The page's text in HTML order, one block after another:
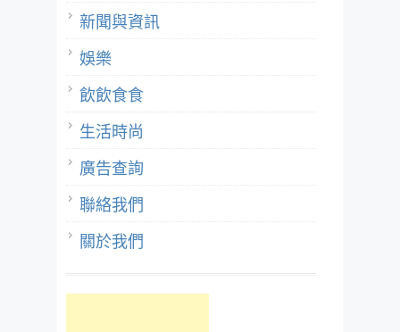
新聞與資訊
娛樂
飲飲食食
生活時尚
廣告查詢
聯絡我們
關於我們